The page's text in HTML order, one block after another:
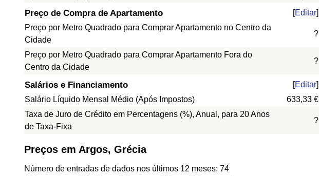
Preço de Compra de Apartamento [Editar]
Preço por Metro Quadrado para Comprar Apartamento no Centro da
Cidade
?
Preço por Metro Quadrado para Comprar Apartamento Fora do
Centro da Cidade
?
Salários e Financiamento [Editar]
Salário Líquido Mensal Médio (Após Impostos)
633,33 €
Taxa de Juro de Crédito em Percentagens (%), Anual, para 20 Anos
de Taxa-Fixa
?
Preços em Argos, Grécia
Número de entradas de dados nos últimos 12 meses: 74